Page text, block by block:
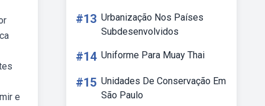
e
#13 Urbanização Nos Países
Subdesenvolvidos
#14 Uniforme Para Muay Thai
#15 Unidades De Conservação Em
São Paulo